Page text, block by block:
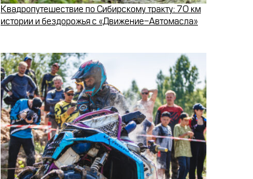
Квадропутешествие по Сибирскому тракту: 70 км
истории и бездорожья с «Движение-Автомасла»